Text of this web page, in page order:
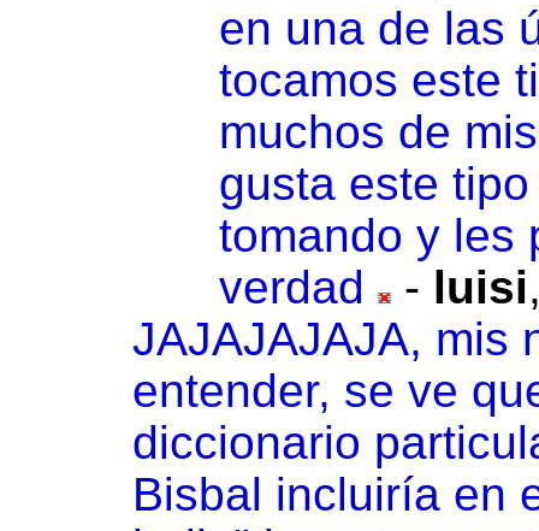
en una de las
tocamos este
muchos de
gusta este
tomando y les
verdad
- luisi
JAJAJAJAJA, mis
entender, se ve
diccionario
Bisbal incluiría en